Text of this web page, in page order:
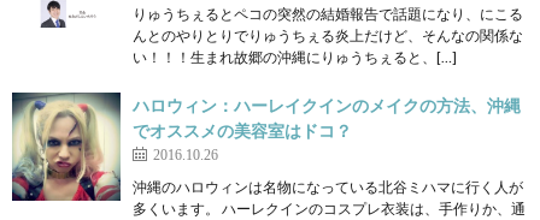
りゅうちぇるとペコの突然の結婚報告で話題になり、にこる
んとのやりとりでりゅうちぇる炎上だけど、そんなの関係な
い！！！生まれ故郷の沖縄にりゅうちぇると、[…]
ハロウィン：ハーレイクインのメイクの方法、沖縄
でオススメの美容室はドコ？
2016.10.26
沖縄のハロウィンは名物になっている北谷ミハマに行く人が
多くいます。 ハーレクインのコスプレ衣装は、手作りか、通